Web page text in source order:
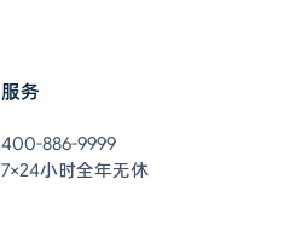
服务
400-886-9999
7×24小时全年无休